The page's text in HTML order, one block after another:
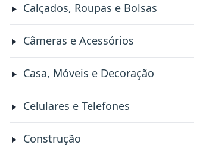
Calçados, Roupas e Bolsas
Câmeras e Acessórios
Casa, Móveis e Decoração
Celulares e Telefones
Construção